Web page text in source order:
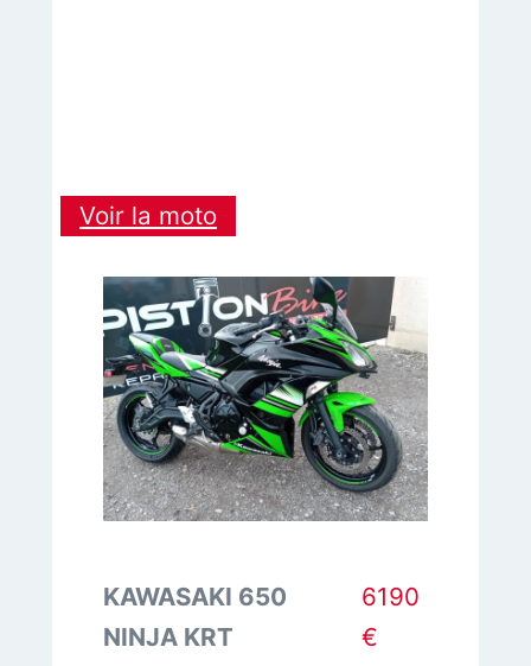
Voir la moto:
PIAGGIO
500
MP3
KAWASAKI 650
NINJA KRT
6190
€